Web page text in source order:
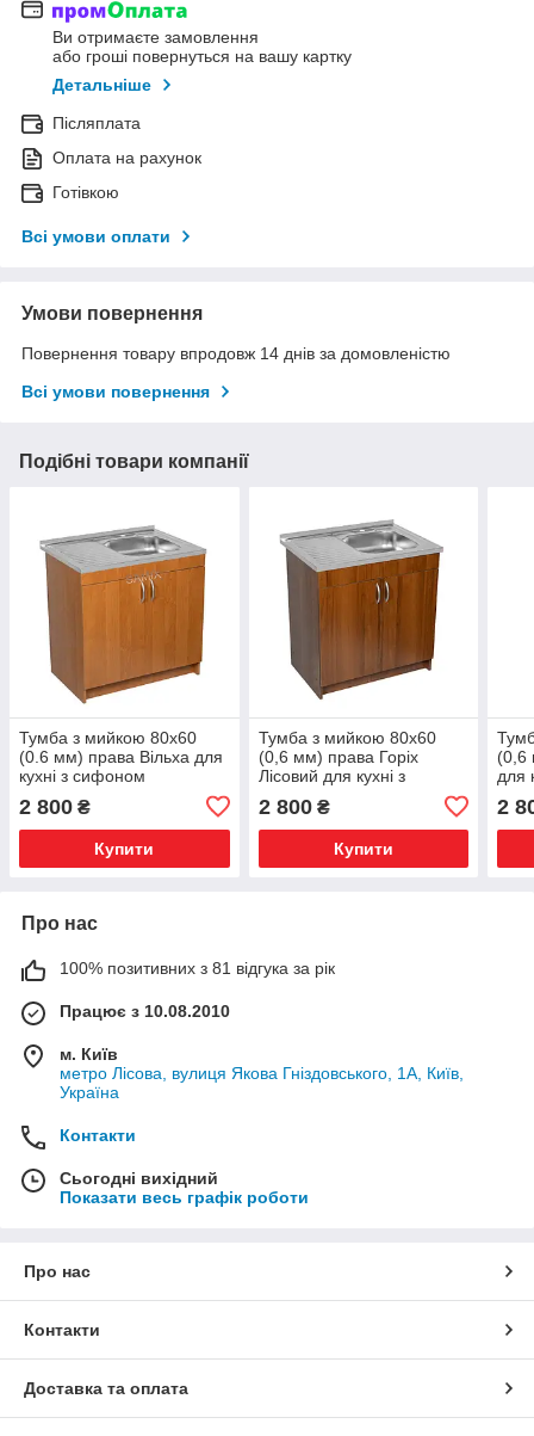
Ви отримаєте замовлення
або гроші повернуться на вашу картку
Детальніше
Післяплата
Оплата на рахунок
Готівкою
Всі умови оплати
Умови повернення
Повернення товару впродовж 14 днів за домовленістю
Всі умови повернення
Подібні товари компанії
Тумба з мийкою 80х60
(0.6 мм) права Вільха для
кухні з сифоном
2 800 ₴
Купити
Тумба з мийкою 80х60
(0,6 мм) права Горіх
Лісовий для кухні з
2 800₴
Купити
(0,6
для
2
Про нас
100% позитивних з 81 відгука за рік
Працює з 10.08.2010
м. Київ
метро Лісова, вулиця Якова Гніздовського, 1А, Київ,
Україна
Контакти
Сьогодні вихідний
Показати весь графік роботи
Про нас
Контакти
Доставка та оплата